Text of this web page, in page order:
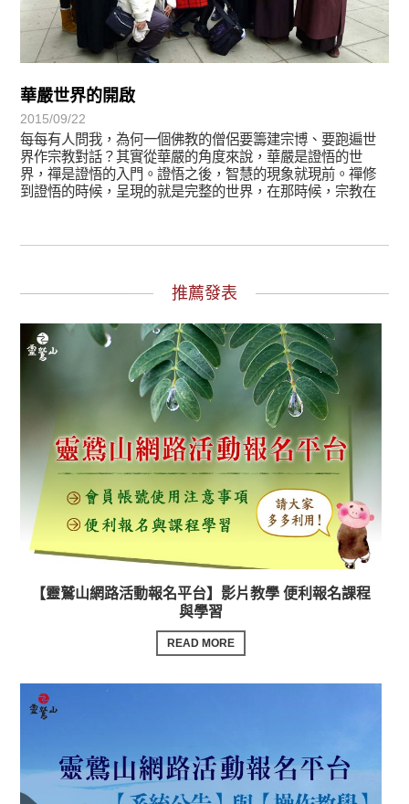
華嚴世界的開啟
2015/09/22
每每有人問我，為何一個佛教的僧侶要籌建宗博、要跑遍世
界作宗教對話？其實從華嚴的角度來說，華嚴是證悟的世
界，禪是證悟的入門。證悟之後，智慧的現象就現前。禪修
到證悟的時候，呈現的就是完整的世界，在那時候，宗教在
推薦發表
【靈鷲山網路活動報名平台】影片教學 便利報名課程
與學習
READ MORE